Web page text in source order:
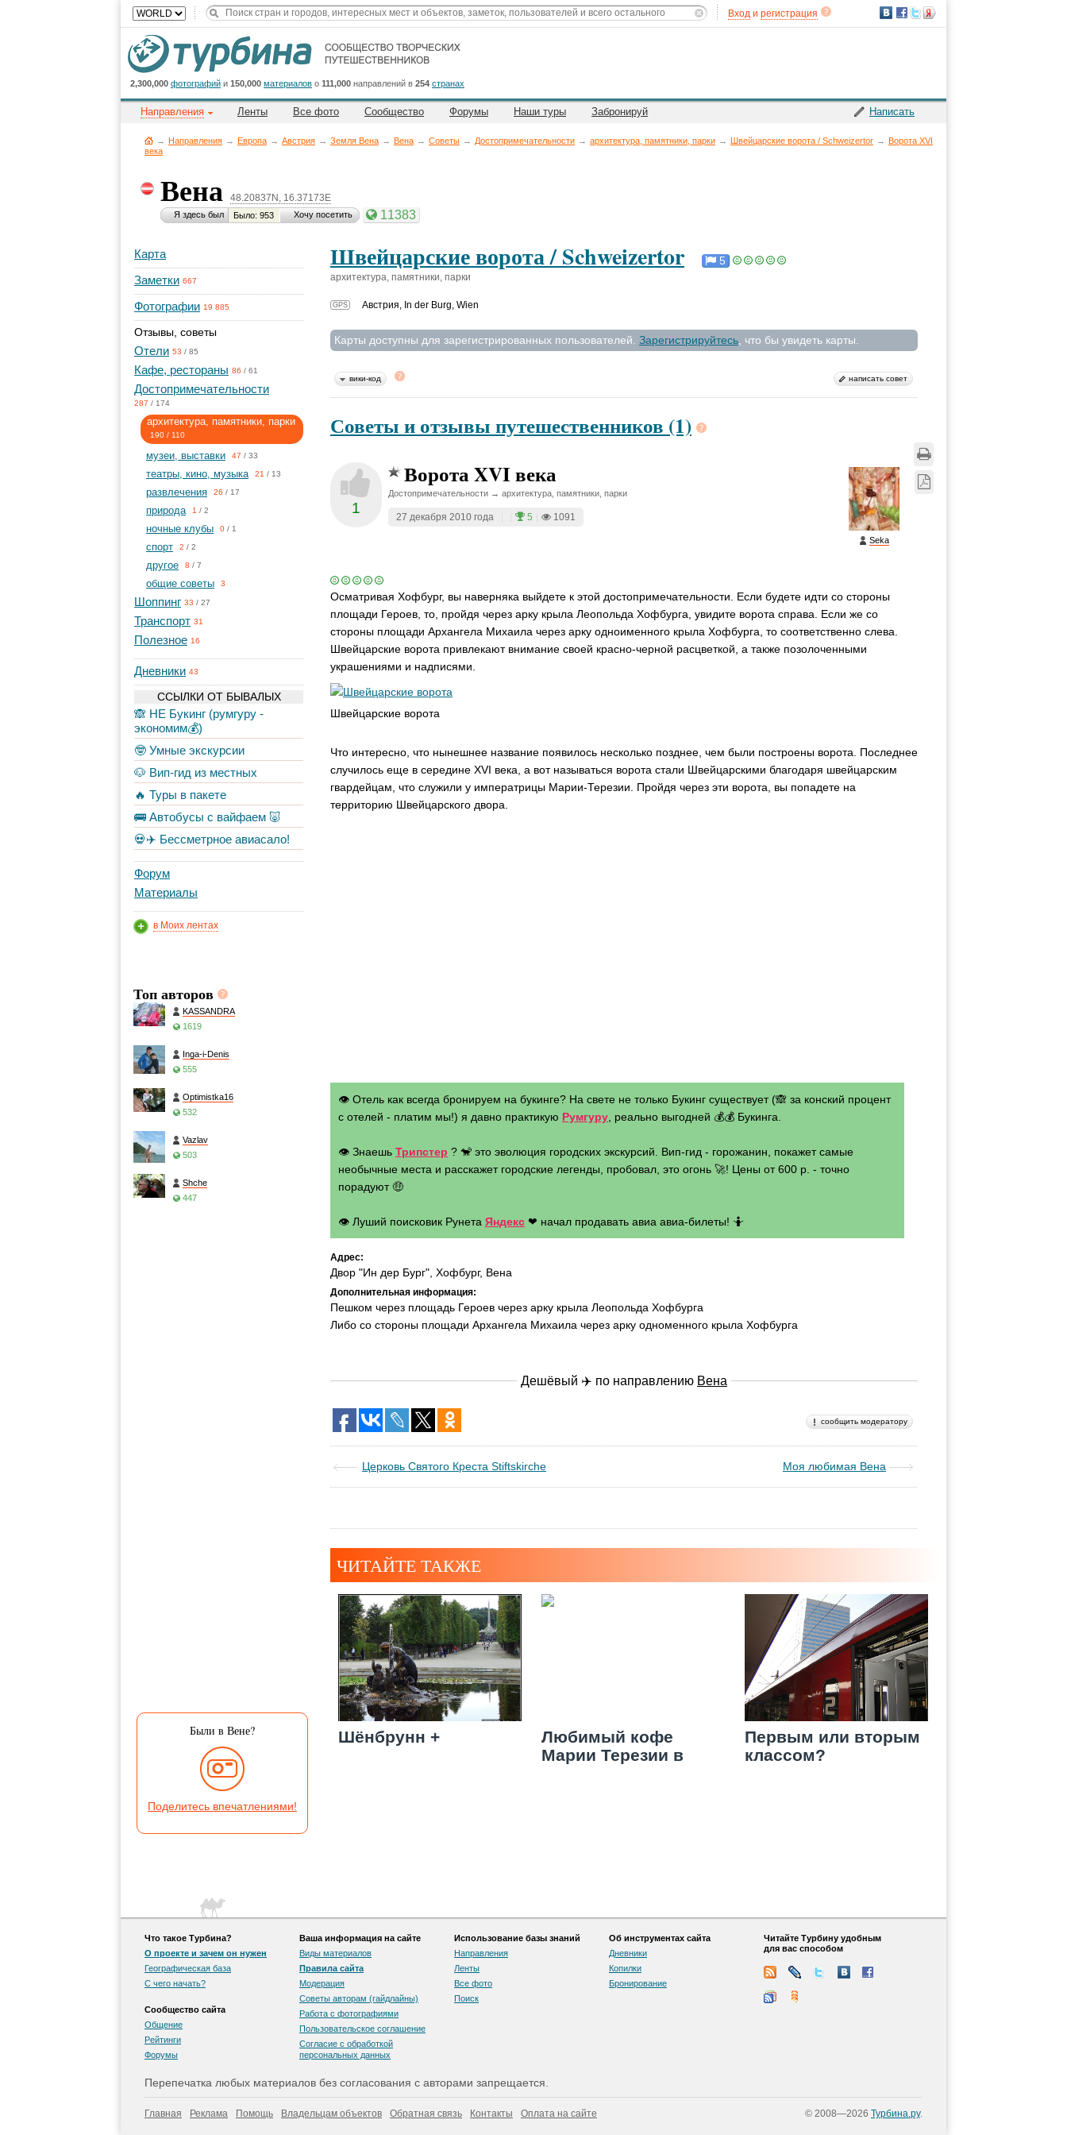
Вход и регистрация
2,300,000 фотографий и 150,000 материалов о 111,000 направлений в 254 странах
Написать
Направления Ленты Все фото Сообщество Форумы Наши туры Забронируй
→ Направления → Европа → Австрия → Земля Вена → Вена → Советы → Достопримечательности → архитектура, памятники, парки → Швейцарские ворота / Schweizertor → Ворота XVI
века
Вена 48.20837N, 16.37173E
Я здесь был Было: 953 Хочу посетить 11383
Карта
Заметки 667
Фотографии 19 885
Отзывы, советы
Отели 53 / 85
Кафе, рестораны 86 / 61
Достопримечательности
287 / 174
архитектура, памятники, парки
190 / 110
музеи, выставки 47 / 33
театры, кино, музыка 21 / 13
развлечения 26 / 17
природа 1 / 2
ночные клубы 0 / 1
спорт 2 / 2
другое 8 / 7
общие советы 3
Шоппинг 33 / 27
Транспорт 31
Полезное 16
Дневники 43
ССЫЛКИ ОТ БЫВАЛЫХ
🙈 НЕ Букинг (румгуру -
экономим💰)
🤓 Умные экскурсии
🐶 Вип-гид из местных
🔥 Туры в пакете
🚌 Автобусы с вайфаем 🐷
💀✈️ Бессметрное авиасало!
Форум
Материалы
в Моих лентах
Топ авторов
KASSANDRA
1619
Inga-i-Denis
555
Optimistka16
532
Vazlav
503
Shche
447
Были в Вене?
Поделитесь впечатлениями!
Швейцарские ворота / Schweizertor 5
архитектура, памятники, парки
GPS Австрия, In der Burg, Wien
Карты доступны для зарегистрированных пользователей. Зарегистрируйтесь , что бы увидеть карты.
вики-код написать совет
Советы и отзывы путешественников (1)
1
Seka
Ворота XVI века
Достопримечательности → архитектура, памятники, парки
27 декабря 2010 года 5 1091
Осматривая Хофбург, вы наверняка выйдете к этой достопримечательности. Если будете идти со стороны
площади Героев, то, пройдя через арку крыла Леопольда Хофбурга, увидите ворота справа. Если же со
стороны площади Архангела Михаила через арку одноименного крыла Хофбурга, то соответственно слева.
Швейцарские ворота привлекают внимание своей красно-черной расцветкой, а также позолоченными
украшениями и надписями.
Швейцарские ворота
Что интересно, что нынешнее название появилось несколько позднее, чем были построены ворота. Последнее
случилось еще в середине XVI века, а вот называться ворота стали Швейцарскими благодаря швейцарским
гвардейцам, что служили у императрицы Марии-Терезии. Пройдя через эти ворота, вы попадете на
территорию Швейцарского двора.
👁 Отель как всегда бронируем на букинге? На свете не только Букинг существует (🙈 за конский процент
с отелей - платим мы!) я давно практикую Румгуру , реально выгодней 💰💰 Букинга.
👁 Знаешь Трипстер ? 🐒 это эволюция городских экскурсий. Вип-гид - горожанин, покажет самые
необычные места и расскажет городские легенды, пробовал, это огонь 🚀! Цены от 600 р. - точно
порадуют 🤑
👁 Луший поисковик Рунета Яндекс ❤ начал продавать авиа авиа-билеты! 🤷
Адрес:
Двор "Ин дер Бург", Хофбург, Вена
Дополнительная информация:
Пешком через площадь Героев через арку крыла Леопольда Хофбурга
Либо со стороны площади Архангела Михаила через арку одноменного крыла Хофбурга
Дешёвый ✈️ по направлению Вена
сообщить модератору
Церковь Святого Креста Stiftskirche Моя любимая Вена
ЧИТАЙТЕ ТАКЖЕ
Шёнбрунн +
Любимый кофе
Марии Терезии в
Первым или вторым
классом?
Что такое Турбина?
О проекте и зачем он нужен
Географическая база
С чего начать?
Сообщество сайта
Общение
Рейтинги
Форумы
Ваша информация на сайте
Виды материалов
Правила сайта
Модерация
Советы авторам (гайдлайны)
Работа с фотографиями
Пользовательскоe соглашение
Согласие с обработкой
персональных данных
Использование базы знаний
Направления
Ленты
Все фото
Поиск
Об инструментах сайта
Дневники
Копилки
Бронирование
Читайте Турбину удобным
для вас способом
Перепечатка любых материалов без согласования с авторами запрещается.
Главная Реклама Помощь Владельцам объектов Обратная связь Контакты Оплата на сайте © 2008—2026 Турбина.ру.